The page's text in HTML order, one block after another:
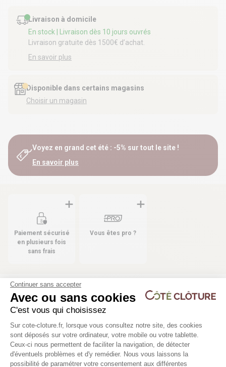
Livraison à domicile
En stock
| Livraison dès 10 jours ouvrés
Livraison gratuite dès 1500€ d’achat.
En savoir plus
Disponible dans certains magasins
Choisir un magasin
Voyez en grand cet été : -5% sur tout le site !
En savoir plus
Paiement sécurisé
en plusieurs fois
sans frais
Vous êtes pro ?
Les produits compatibles
3 déclinaisons
Lame intermédiaire - Clôture
composite AXEL
Poteau aluminium
Continuer sans accepter
Avec ou sans cookies
C'est vous qui choisissez
Plateforme de Gestion du
Sur cote-cloture.fr, lorsque vous consultez notre site, des cookies
sont déposés sur votre ordinateur, votre mobile ou votre tablette.
Ceux-ci nous permettent de faciliter la navigation, de détecter
d'éventuels problèmes et d'y remédier. Nous vous laissons la
possibilité de paramétrer votre consentement aux différentes
Axeptio consent